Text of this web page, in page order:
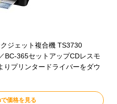
ジェット複合機 TS3730
BC-365セットアップCDレスモ
プリンタードライバーをダウ
価格を見る